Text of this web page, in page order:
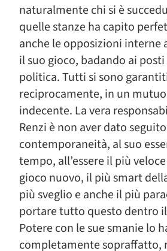
naturalmente chi si è
quelle stanze ha capito
anche le opposizioni interne
il suo gioco, badando ai
politica. Tutti si sono
reciprocamente, in un
indecente. La vera
Renzi è non aver dato
contemporaneità, al suo
tempo, all’essere il più
gioco nuovo, il più smart
più sveglio e anche il più
portare tutto questo dentro
Potere con le sue smanie lo
completamente sopraffatto,